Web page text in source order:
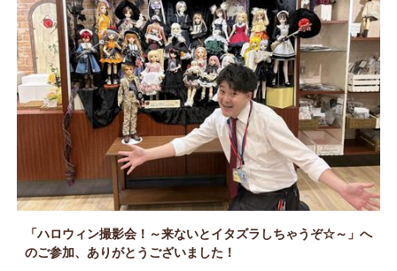
「ハロウィン撮影会！～来ないとイタズラしちゃうぞ☆～」へ
のご参加、ありがとうございました！